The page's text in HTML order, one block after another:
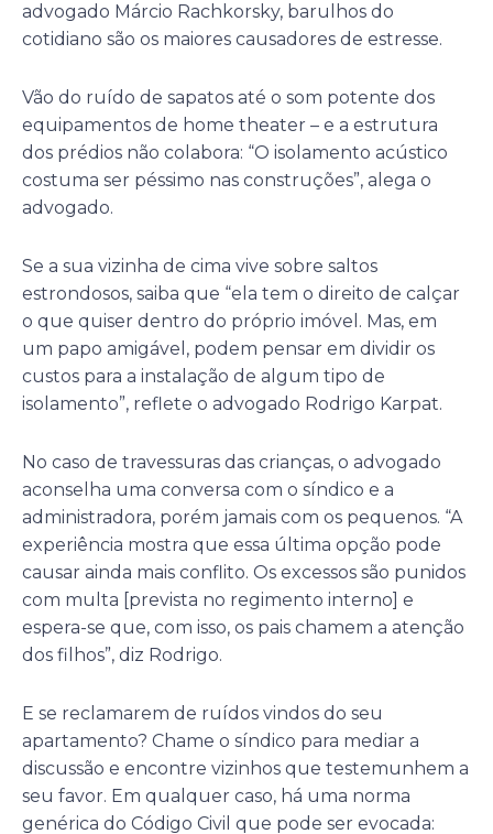
advogado Márcio Rachkorsky, barulhos do
cotidiano são os maiores causadores de estresse.
Vão do ruído de sapatos até o som potente dos
equipamentos de home theater – e a estrutura
dos prédios não colabora: “O isolamento acústico
costuma ser péssimo nas construções”, alega o
advogado.
Se a sua vizinha de cima vive sobre saltos
estrondosos, saiba que “ela tem o direito de calçar
o que quiser dentro do próprio imóvel. Mas, em
um papo amigável, podem pensar em dividir os
custos para a instalação de algum tipo de
isolamento”, reflete o advogado Rodrigo Karpat.
No caso de travessuras das crianças, o advogado
aconselha uma conversa com o síndico e a
administradora, porém jamais com os pequenos. “A
experiência mostra que essa última opção pode
causar ainda mais conflito. Os excessos são punidos
com multa [prevista no regimento interno] e
espera-se que, com isso, os pais chamem a atenção
dos filhos”, diz Rodrigo.
E se reclamarem de ruídos vindos do seu
apartamento? Chame o síndico para mediar a
discussão e encontre vizinhos que testemunhem a
seu favor. Em qualquer caso, há uma norma
genérica do Código Civil que pode ser evocada: